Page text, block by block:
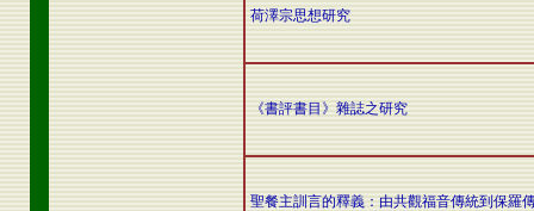
荷澤宗思想研究
《書評書目》雜誌之研究
聖餐主訓言的釋義：由共觀福音傳統到保羅